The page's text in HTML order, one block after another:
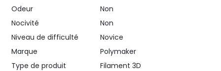
Odeur
Non
Nocivité
Non
Niveau de difficulté
Novice
Marque
Polymaker
Type de produit
Filament 3D